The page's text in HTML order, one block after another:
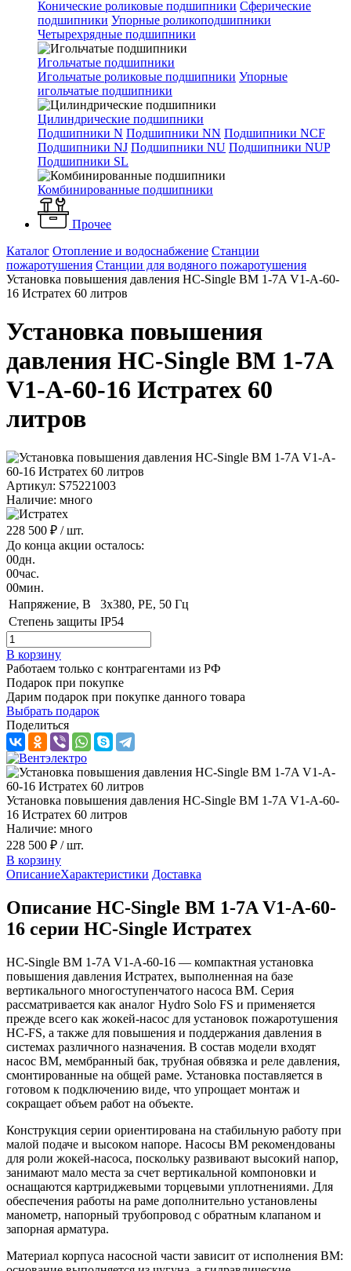
Конические роликовые подшипники Сферические
подшипники Упорные роликоподшипники
Четырехрядные подшипники
Игольчатые подшипники
Игольчатые роликовые подшипники Упорные
игольчатые подшипники
Цилиндрические подшипники
Подшипники N Подшипники NN Подшипники NCF
Подшипники NJ Подшипники NU Подшипники NUP
Подшипники SL
Комбинированные подшипники
Прочее
Каталог Отопление и водоснабжение Станции
пожаротушения Станции для водяного пожаротушения
Установка повышения давления HC-Single BM 1-7A V1-A-60-
16 Истратех 60 литров
Установка повышения
давления HC-Single BM 1-7A
V1-A-60-16 Истратех 60
литров
Артикул: S75221003
Наличие: много
228 500 ₽ / шт.
До конца акции осталось:
00дн.
00час.
00мин.
Напряжение, B
3x380, PE, 50 Гц
Степень защиты IP54
В корзину
Работаем только с контрагентами из РФ
Подарок при покупке
Дарим подарок при покупке данного товара
Выбрать подарок
Поделиться
Установка повышения давления HC-Single BM 1-7A V1-A-60-
16 Истратех 60 литров
Наличие: много
228 500 ₽ / шт.
В корзину
ОписаниеХарактеристики Доставка
Описание HC-Single BM 1-7A V1-A-60-
16 серии HC-Single Истратех
HC-Single BM 1-7A V1-A-60-16 — компактная установка
повышения давления Истратех, выполненная на базе
вертикального многоступенчатого насоса BM. Серия
рассматривается как аналог Hydro Solo FS и применяется
прежде всего как жокей-насос для установок пожаротушения
HC-FS, а также для повышения и поддержания давления в
системах различного назначения. В состав модели входят
насос BM, мембранный бак, трубная обвязка и реле давления,
смонтированные на общей раме. Установка поставляется в
готовом к подключению виде, что упрощает монтаж и
сокращает объем работ на объекте.
Конструкция серии ориентирована на стабильную работу при
малой подаче и высоком напоре. Насосы BM рекомендованы
для роли жокей-насоса, поскольку развивают высокий напор,
занимают мало места за счет вертикальной компоновки и
оснащаются картриджевыми торцевыми уплотнениями. Для
обеспечения работы на раме дополнительно установлены
манометр, напорный трубопровод с обратным клапаном и
запорная арматура.
Материал корпуса насосной части зависит от исполнения BM: